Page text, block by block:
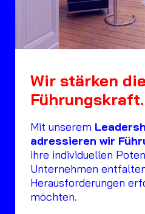
Wir stärken
Führungskraft.
Mit unserem
adressieren wir
ihre individuellen
Unternehmen
Herausforderungen
möchten.